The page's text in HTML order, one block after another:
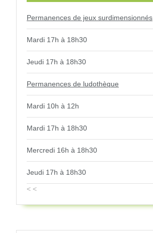
Permanences de jeux surdimensionnés
Mardi 17h à 18h30
Jeudi 17h à 18h30
Permanences de ludothèque
Mardi 10h à 12h
Mardi 17h à 18h30
Mercredi 16h à 18h30
Jeudi 17h à 18h30
< <